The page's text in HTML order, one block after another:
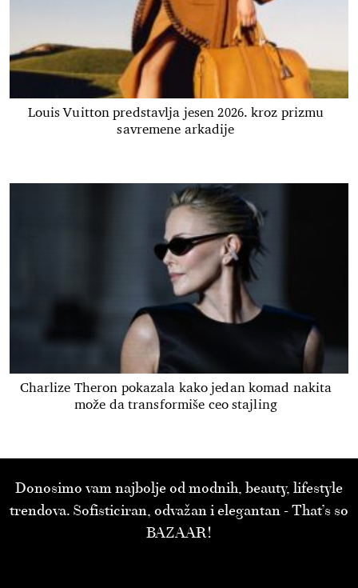
Louis Vuitton predstavlja jesen 2026. kroz prizmu
savremene arkadije
Charlize Theron pokazala kako jedan komad nakita
može da transformiše ceo stajling
Donosimo vam najbolje od modnih, beauty, lifestyle
trendova. Sofisticiran, odvažan i elegantan - That’s so
BAZAAR!